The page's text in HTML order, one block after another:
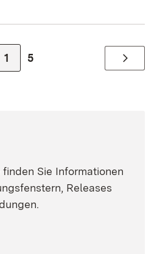
Zur Seite
1 Zur Seite
5 Weiter
Sie Informationen
Releases